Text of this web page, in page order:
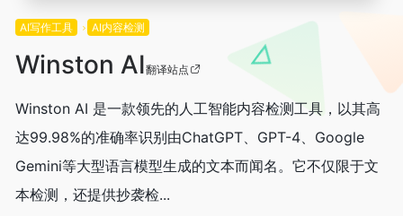
AI写作工具 AI内容检测
Winston AI翻译站点
Winston AI 是一款领先的人工智能内容检测工具，以其高
达99.98%的准确率识别由ChatGPT、GPT-4、Google
Gemini等大型语言模型生成的文本而闻名。它不仅限于文
本检测，还提供抄袭检...